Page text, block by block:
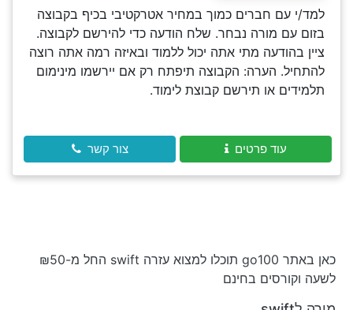
למד/י עם חברים כמוך במחיר אטרקטיבי בכיף בקבוצה
בזום עם מורה נבחר. שלח הודעה כדי להירשם לקבוצה.
ציין בהודעה מתי אתה יכול ללמוד ובאיזה רמה אתה רוצה
להתחיל. הערה: הקבוצה תיפתח רק אם יירשמו מינימום
תלמידים או תירשם קבוצת לימוד.
עוד פרטים צור קשר
כאן באתר go100 תוכלו למצוא עזרה swift החל מ-₪50
לשעה וקורסים בחינם